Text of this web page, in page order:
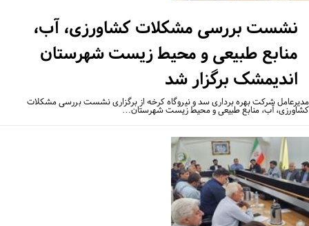
نشست بررسی مشکلات کشاورزی، آب،
منابع طبیعی و محیط زیست شهرستان
اندیمشک برگزار شد
شرکت بهره برداری سد و نیروگاه کرخه از برگزاری نشست بررسی مشکلات
آب، منابع طبیعی و محیط زیست شهرستان…